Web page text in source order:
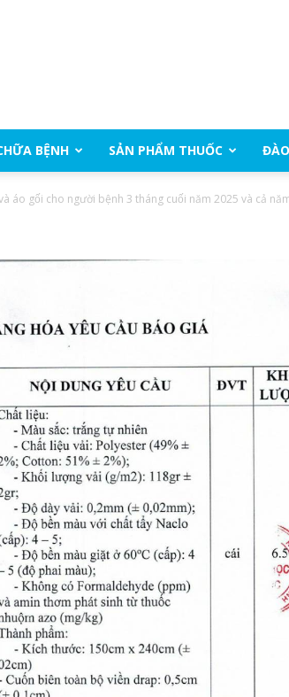
BỆNH SẢN PHẨM THUỐC
áo gối cho người bệnh 3 tháng cuối năm 2025 và cả